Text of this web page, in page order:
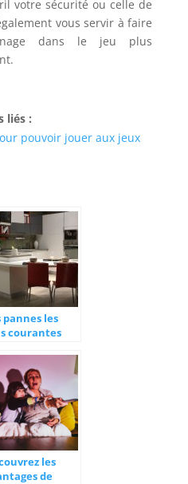
votre sécurité ou celle de
vous servir à faire
dans le jeu plus
liés :
pouvoir jouer aux jeux
pannes les
courantes
les
de